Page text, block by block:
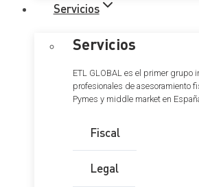
Servicios
Servicios
ETL GLOBAL es el primer grupo
profesionales de asesoramiento
Pymes y middle market en
Fiscal
Legal